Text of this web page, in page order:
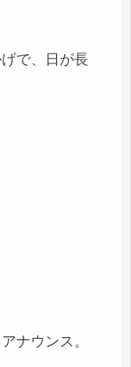
で、日が長
ナウンス。